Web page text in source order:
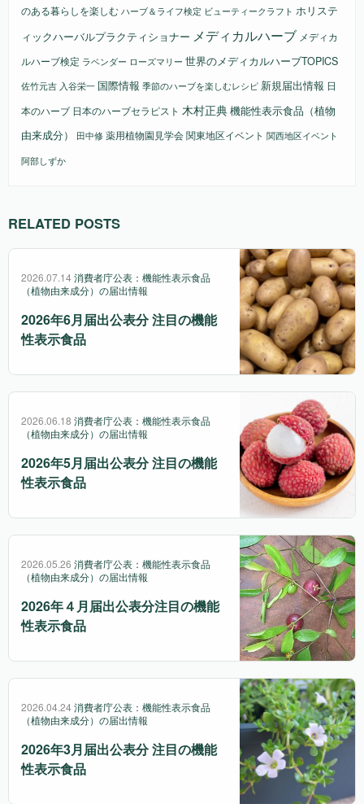
のある暮らしを楽しむ ハーブ＆ライフ検定 ビューティークラフト ホリステ
ィックハーバルプラクティショナー メディカルハーブ メディカ
ルハーブ検定 ラベンダー ローズマリー 世界のメディカルハーブTOPICS
佐竹元吉 入谷栄一 国際情報 季節のハーブを楽しむレシピ 新規届出情報 日
本のハーブ 日本のハーブセラピスト 木村正典機能性表示食品（植物
由来成分）
田中修 薬用植物園見学会関東地区イベント 関西地区イベント
阿部しずか
RELATED POSTS
2026.07.14消費者庁公表：機能性表示食品
（植物由来成分）の届出情報
2026年6月届出公表分 注目の機能
性表示食品
2026.06.18 消費者庁公表：機能性表示食品
（植物由来成分）の届出情報
2026年5月届出公表分 注目の機能
性表示食品
2026.05.26 消費者庁公表：機能性表示食品
（植物由来成分）の届出情報
2026年４月届出公表分注目の機能
性表示食品
2026.04.24消費者庁公表：機能性表示食品
（植物由来成分）の届出情報
2026年3月届出公表分 注目の機能
性表示食品